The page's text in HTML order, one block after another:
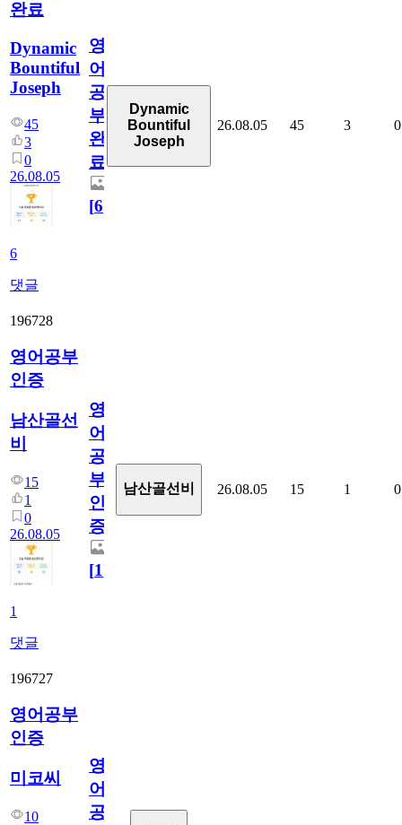
완료
Dynamic
Bountiful
Joseph
45
3
0
26.08.05
6
댓글
영
어
공
부
완
료
[6]
Dynamic
Bountiful
Joseph
26.08.05 45 3 0
196728
영어공부
인증
남산골선
비
15
1
0
26.08.05
1
댓글
영
어
공
부
인
증
[1]
남산골선비 26.08.05 15 1 0
196727
영어공부
인증
미코씨
10
영
어
공